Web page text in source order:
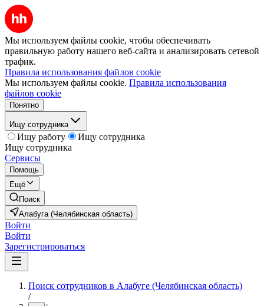
Мы используем файлы cookie, чтобы обеспечивать
правильную работу нашего веб-сайта и анализировать сетевой
трафик.
Правила использования файлов cookie
Мы используем файлы cookie. Правила использования
файлов cookie
Понятно
Ищу сотрудника
Ищу работу
Ищу сотрудника
Ищу сотрудника
Сервисы
Помощь
Ещё
Поиск
Алабуга (Челябинская область)
Войти
Войти
Зарегистрироваться
Поиск сотрудников в Алабуге (Челябинская область)
/